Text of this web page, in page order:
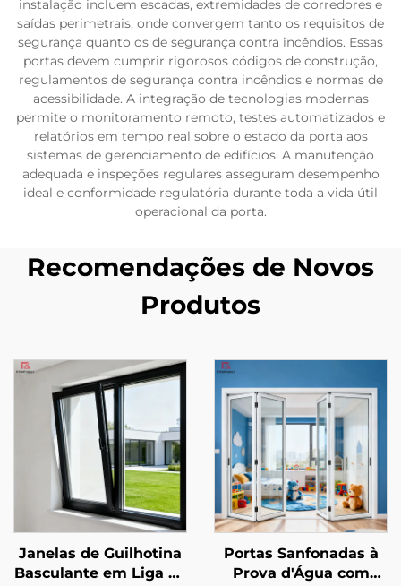
instalação incluem escadas, extremidades de corredores e
saídas perimetrais, onde convergem tanto os requisitos de
segurança quanto os de segurança contra incêndios. Essas
portas devem cumprir rigorosos códigos de construção,
regulamentos de segurança contra incêndios e normas de
acessibilidade. A integração de tecnologias modernas
permite o monitoramento remoto, testes automatizados e
relatórios em tempo real sobre o estado da porta aos
sistemas de gerenciamento de edifícios. A manutenção
adequada e inspeções regulares asseguram desempenho
ideal e conformidade regulatória durante toda a vida útil
operacional da porta.
Recomendações de Novos
Produtos
Janelas de Guilhotina
Basculante em Liga de
Portas Sanfonadas à
Prova d'Água com